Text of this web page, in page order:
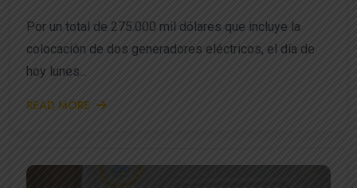
Por un total de 275.000 mil dólares que incluye la
colocación de dos generadores eléctricos, el día de
hoy lunes...
READ MORE